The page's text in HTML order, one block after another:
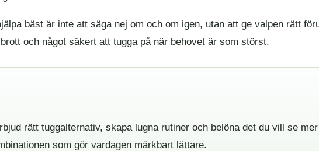
bäst är inte att säga nej om och om igen, utan att ge valpen rätt
och något säkert att tugga på när behovet är som störst.
rätt tuggalternativ, skapa lugna rutiner och belöna det du vill se
som gör vardagen märkbart lättare.